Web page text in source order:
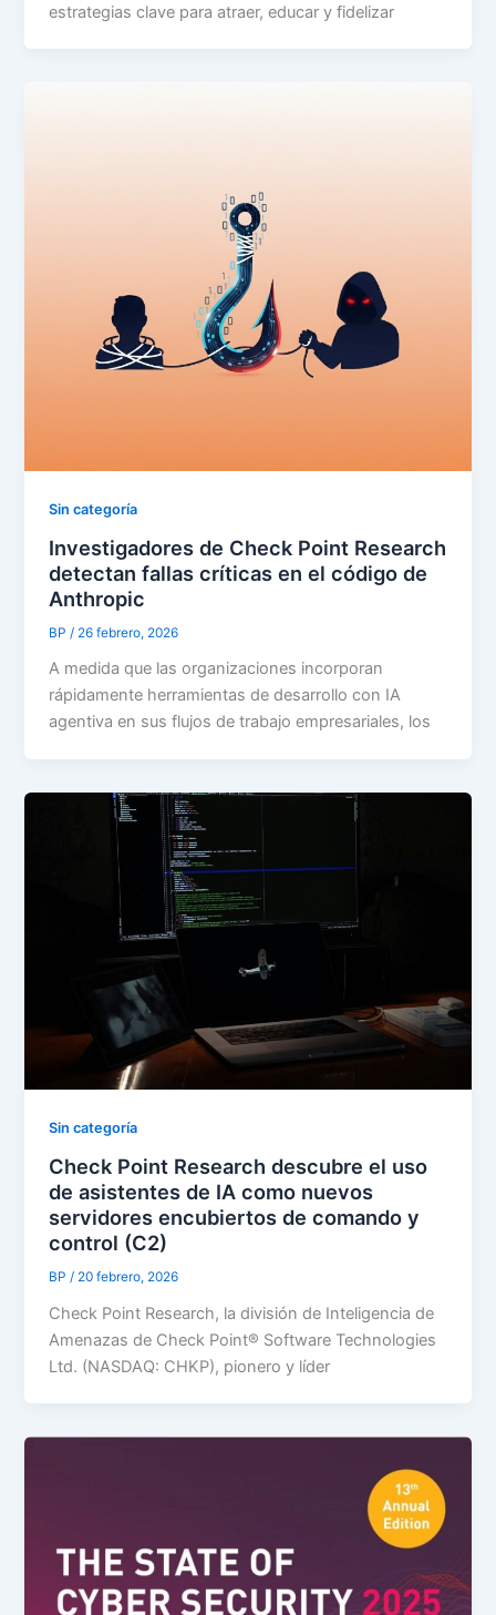
estrategias clave para atraer, educar y fidelizar
Sin categoría
Investigadores de Check Point Research
detectan fallas críticas en el código de
Anthropic
BP / 26 febrero, 2026
A medida que las organizaciones incorporan
rápidamente herramientas de desarrollo con IA
agentiva en sus flujos de trabajo empresariales, los
Sin categoría
Check Point Research descubre el uso
de asistentes de IA como nuevos
servidores encubiertos de comando y
control (C2)
BP / 20 febrero, 2026
Check Point Research, la división de Inteligencia de
Amenazas de Check Point® Software Technologies
Ltd. (NASDAQ: CHKP), pionero y líder